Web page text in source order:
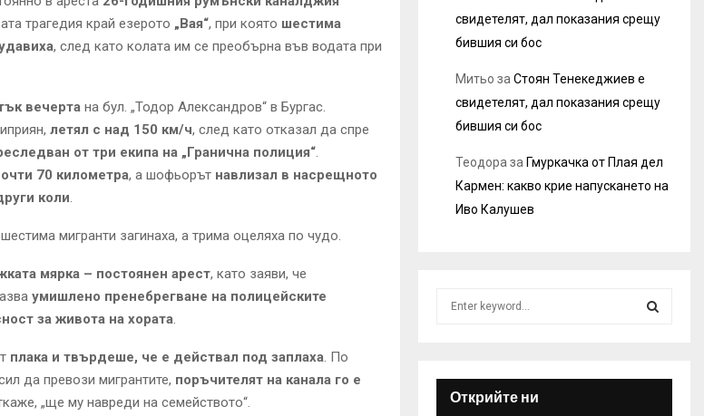
трагедия край езерото „Вая“, при която шестима
, след като колата им се преобърна във водата при
вечерта на бул. „Тодор Александров“ в Бургас.
летял с над 150 км/ч, след като отказал да спре
от три екипа на „Гранична полиция“.
70 километра, а шофьорът навлизал в насрещното
коли.
мигранти загинаха, а трима оцеляха по чудо.
мярка – постоянен арест, като заяви, че
умишлено пренебрегване на полицейските
за живота на хората.
плака и твърдеше, че е действал под заплаха. По
да превози мигрантите, поръчителят на канала го е
„ще му навреди на семейството“.
свидетелят, дал показания срещу
бившия си бос
Митьо за Стоян Тенекеджиев е
свидетелят, дал показания срещу
бившия си бос
Теодора за Гмуркачка от Плая дел
Кармен: какво крие напускането на
Иво Калушев
E
Открийте ни